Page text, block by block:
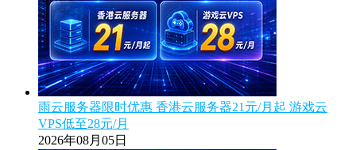
雨云服务器限时优惠 香港云服务器21元/月起 游戏云
VPS低至28元/月
2026年08月05日